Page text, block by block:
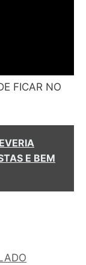
FICAR NO
E BEM